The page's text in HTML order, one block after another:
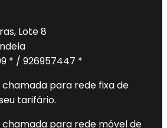
Lote 8
* / 926957447 *
para rede fixa de
tarifário.
chamada para rede móvel de